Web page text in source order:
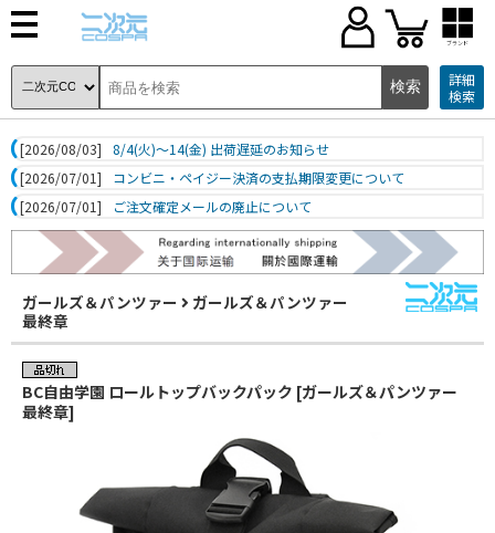
ブランド
詳細
検索
[2026/08/03]
8/4(火)～14(金) 出荷遅延のお知らせ
[2026/07/01]
コンビニ・ペイジー決済の支払期限変更について
[2026/07/01]
ご注文確定メールの廃止について
ガールズ＆パンツァー
ガールズ＆パンツァー
最終章
BC自由学園 ロールトップバックパック [ガールズ＆パンツァー
最終章]